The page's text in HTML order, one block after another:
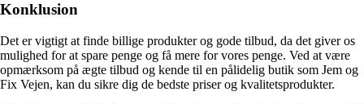
Konklusion
Det er vigtigt at finde billige produkter og gode tilbud, da det giver os
mulighed for at spare penge og få mere for vores penge. Ved at være
opmærksom på ægte tilbud og kende til en pålidelig butik som Jem og
Fix Vejen, kan du sikre dig de bedste priser og kvalitetsprodukter.